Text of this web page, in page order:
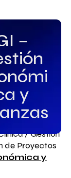
–
y
/Gestión
de Proyectos
y